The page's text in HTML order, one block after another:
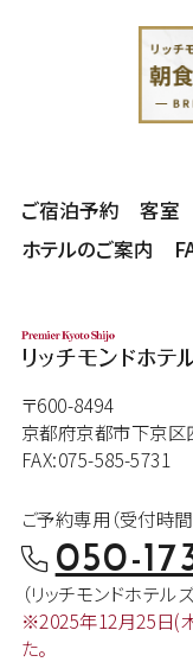
ご宿泊予約 客室
ホテルのご案内
〒600-8494
京都府京都市下京
FAX:075-585-5731
ご予約専用（受付時
050-
（リッチモンドホテル
※2025年12月25日(木
た。